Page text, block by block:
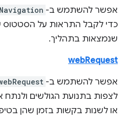
אפשר להשתמש ב-
כדי לקבל התראות על הסטטוס
שנמצאות בתהליך.
webRequest
אפשר להשתמש ב-
לצפות בתנועת הגולשים ולנתח
או לשנות בקשות בזמן שהן